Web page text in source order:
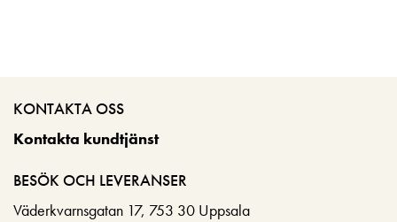
KONTAKTA OSS
Kontakta kundtjänst
BESÖK OCH LEVERANSER
Väderkvarnsgatan 17, 753 30 Uppsala